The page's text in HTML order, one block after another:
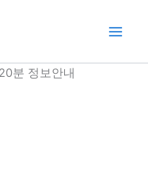
분 정보안내